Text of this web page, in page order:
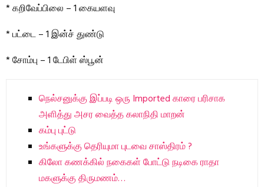
* கறிவேப்பிலை – 1 கையளவு
* பட்டை – 1 இன்ச் துண்டு
* சோம்பு – 1 டேபிள் ஸ்பூன்
நெல்சனுக்கு இப்படி ஒரு Imported காரை பரிசாக
அளித்து அசர வைத்த கலாநிதி மாறன்
கம்பு புட்டு
உங்களுக்கு தெரியுமா புடவை சாஸ்திரம் ?
கிலோ கணக்கில் நகைகள் போட்டு நடிகை ராதா
மகளுக்கு திருமணம்…